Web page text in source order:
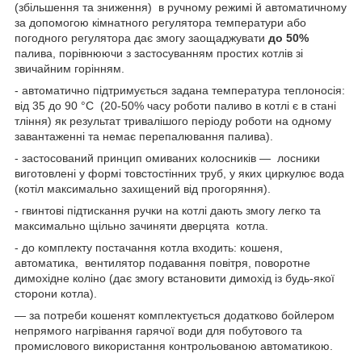
(збільшення та зниження) в ручному режимі й автоматичному
за допомогою кімнатного регулятора температури або
погодного регулятора дає змогу заощаджувати до 50%
палива, порівнюючи з застосуванням простих котлів зі
звичайним горінням.
- автоматично підтримується задана температура теплоносія:
від 35 до 90 °C (20-50% часу роботи паливо в котлі є в стані
тління) як результат тривалішого періоду роботи на одному
завантаженні та немає перепалювання палива).
- застосований принцип омиваних колосників — лосники
виготовлені у формі товстостінних труб, у яких циркулює вода
(котіл максимально захищений від прогоряння).
- гвинтові підтискання ручки на котлі дають змогу легко та
максимально щільно зачиняти дверцята котла.
- до комплекту постачання котла входить: кошеня,
автоматика, вентилятор подавання повітря, поворотне
димохідне коліно (дає змогу встановити димохід із будь-якої
сторони котла).
— за потреби кошенят комплектується додатково бойлером
непрямого нагрівання гарячої води для побутового та
промислового використання контрольованою автоматикою.